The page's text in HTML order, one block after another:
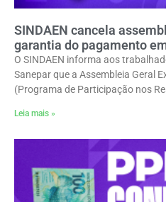
SINDAEN cancela
garantia do pagamento
O SINDAEN informa aos
Sanepar que a Assembleia Geral
(Programa de Participação nos
Leia mais »